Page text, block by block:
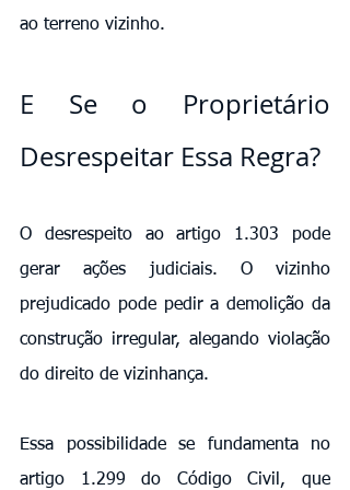
ao terreno vizinho.
E Se o Proprietário
Desrespeitar Essa Regra?
O desrespeito ao artigo 1.303 pode
gerar ações judiciais. O vizinho
prejudicado pode pedir a demolição da
construção irregular, alegando violação
do direito de vizinhança.
Essa possibilidade se fundamenta no
artigo 1.299 do Código Civil, que